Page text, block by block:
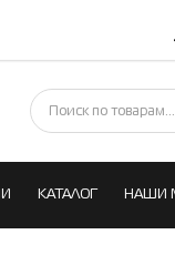
КАТАЛОГ НАШИ